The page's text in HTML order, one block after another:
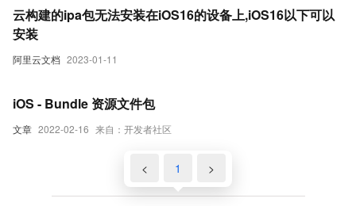
阿里云文档 2023-01-11
云构建的ipa包无法安装在iOS16的设备上,iOS16以下可以
安装
文章 2022-02-16 来自：开发者社区
iOS - Bundle 资源文件包
< 1 >